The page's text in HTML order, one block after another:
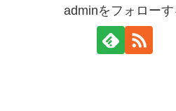
adminをフォローす